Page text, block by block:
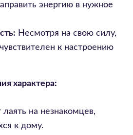
энергию в нужное
Несмотря на свою силу,
к настроению
характера:
на незнакомцев,
к дому.